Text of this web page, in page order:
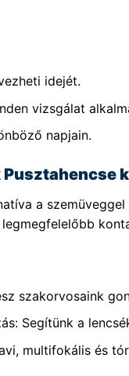
idejét.
vizsgálat
napjain.
a
szakorvosaink
Segítünk a
multifokális és